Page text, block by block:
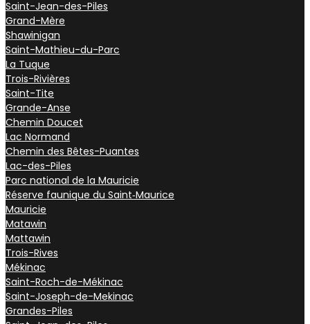
Saint-Jean-des-Piles
Grand-Mère
Shawinigan
Saint-Mathieu-du-Parc
La Tuque
Trois-Rivières
Saint-Tite
Grande-Anse
Chemin Doucet
Lac Normand
Chemin des Bêtes-Puantes
Lac-des-Piles
Parc national de la Mauricie
Réserve faunique du Saint‑Maurice
Mauricie
Matawin
Mattawin
Trois-Rives
Mékinac
Saint-Roch-de-Mékinac
Saint-Joseph-de-Mekinac
Grandes-Piles